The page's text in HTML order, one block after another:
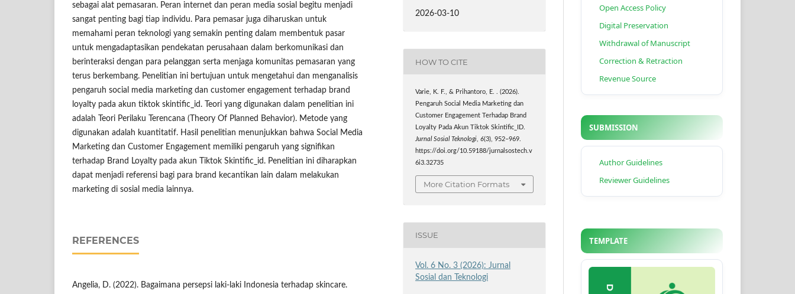
sebagai alat pemasaran. Peran internet dan peran media sosial begitu menjadi
sangat penting bagi tiap individu. Para pemasar juga diharuskan untuk
memahami peran teknologi yang semakin penting dalam membentuk pasar
untuk mengadaptasikan pendekatan perusahaan dalam berkomunikasi dan
berinteraksi dengan para pelanggan serta menjaga komunitas pemasaran yang
terus berkembang. Penelitian ini bertujuan untuk mengetahui dan menganalisis
pengaruh social media marketing dan customer engagement terhadap brand
loyalty pada akun tiktok skintific_id. Teori yang digunakan dalam penelitian ini
adalah Teori Perilaku Terencana (Theory Of Planned Behavior). Metode yang
digunakan adalah kuantitatif. Hasil penelitian menunjukkan bahwa Social Media
Marketing dan Customer Engagement memiliki pengaruh yang signifikan
terhadap Brand Loyalty pada akun Tiktok Skintific_id. Penelitian ini diharapkan
dapat menjadi referensi bagi para brand kecantikan lain dalam melakukan
marketing di sosial media lainnya.
REFERENCES
Angelia, D. (2022). Bagaimana persepsi laki-laki Indonesia terhadap skincare.
2026-03-10
HOW TO CITE
Varie, K. F., & Prihantoro, E. . (2026).
Pengaruh Social Media Marketing dan
Customer Engagement Terhadap Brand
Loyalty Pada Akun Tiktok Skintific_ID.
Jurnal Sosial Teknologi,6(3), 952–969.
https://doi.org/10.59188/jurnalsostech.v
6i3.32735
More Citation Formats
ISSUE
Vol. 6 No. 3 (2026): Jurnal
Sosial dan Teknologi
Open Access Policy
Digital Preservation
Withdrawal of Manuscript
Correction & Retraction
Revenue Source
SUBMISSION
Author Guidelines
Reviewer Guidelines
TEMPLATE